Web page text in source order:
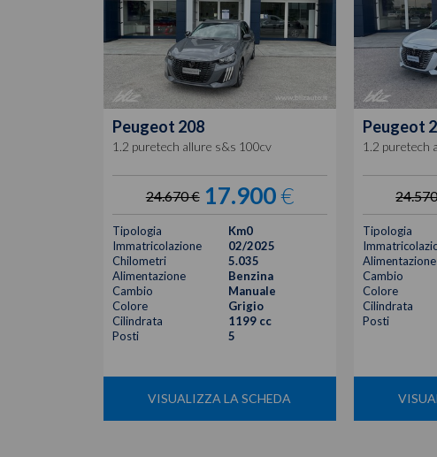
Peugeot 208
1.2 puretech allure s&s 100cv
24.670 € 17.900€
Tipologia
Km0
Immatricolazione
02/2025
Chilometri
5.035
Alimentazione
Benzina
Cambio
Manuale
Colore
Grigio
Cilindrata
1199 cc
Posti
5
VISUALIZZA LA SCHEDA
Peugeot
1.2 puretech
Tipologia
Alimentazione
Cambio
Colore
Cilindrata
Posti